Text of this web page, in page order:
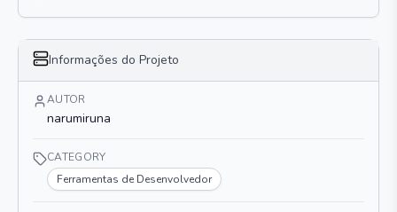
Informações do Projeto
AUTOR
narumiruna
CATEGORY
Ferramentas de Desenvolvedor